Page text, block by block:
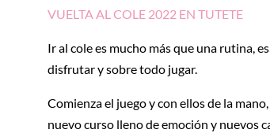
VUELTA AL COLE 2022 EN TUTETE
Ir al cole es mucho más que una rutina,
disfrutar y sobre todo jugar.
Comienza el juego y con ellos de la
nuevo curso lleno de emoción y nuevos